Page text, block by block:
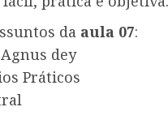
da aula 07:
dey
Práticos